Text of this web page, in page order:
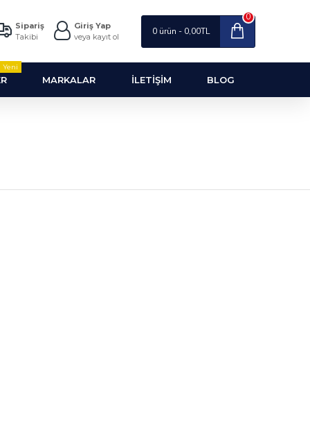
Sipariş
Takibi
Giriş Yap
veya kayıt ol
0 ürün - 0,00TL
0
Yeni
MARKALAR İLETIŞIM BLOG